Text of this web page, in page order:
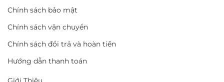
Chính sách bảo mật
Chính sách vận chuyển
Chính sách đổi trả và hoàn tiền
Hướng dẫn thanh toán